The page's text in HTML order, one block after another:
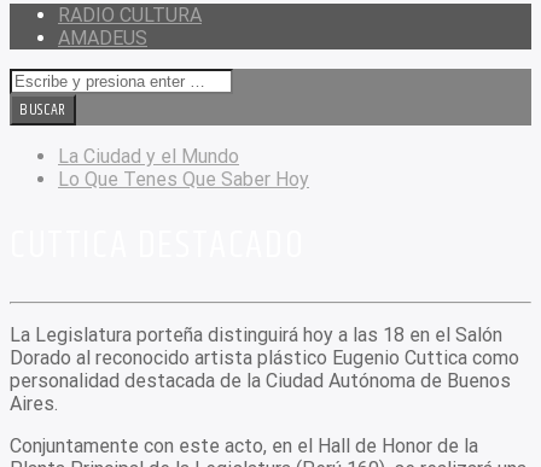
RADIO CULTURA
AMADEUS
La Ciudad y el Mundo
Lo Que Tenes Que Saber Hoy
La Legislatura porteña distinguirá hoy a las 18 en el Salón
Dorado al reconocido artista plástico Eugenio Cuttica como
personalidad destacada de la Ciudad Autónoma de Buenos
Aires.
Conjuntamente con este acto, en el Hall de Honor de la